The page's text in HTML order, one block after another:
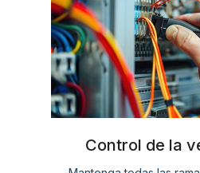
Control de la